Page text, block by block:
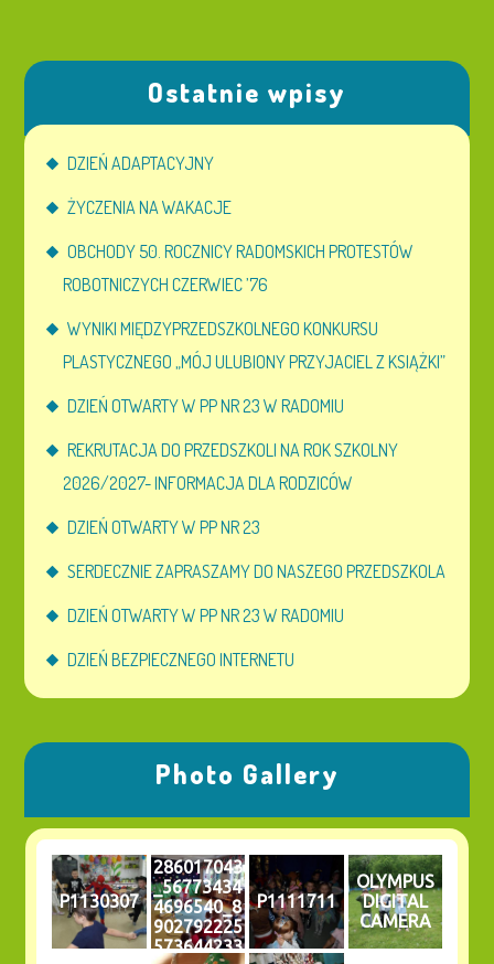
Ostatnie wpisy
DZIEŃ ADAPTACYJNY
ŻYCZENIA NA WAKACJE
OBCHODY 50. ROCZNICY RADOMSKICH PROTESTÓW
ROBOTNICZYCH CZERWIEC ’76
WYNIKI MIĘDZYPRZEDSZKOLNEGO KONKURSU
PLASTYCZNEGO „MÓJ ULUBIONY PRZYJACIEL Z KSIĄŻKI”
DZIEŃ OTWARTY W PP NR 23 W RADOMIU
REKRUTACJA DO PRZEDSZKOLI NA ROK SZKOLNY
2026/2027- INFORMACJA DLA RODZICÓW
DZIEŃ OTWARTY W PP NR 23
SERDECZNIE ZAPRASZAMY DO NASZEGO PRZEDSZKOLA
DZIEŃ OTWARTY W PP NR 23 W RADOMIU
DZIEŃ BEZPIECZNEGO INTERNETU
Photo Gallery
P1130307
286017043
_56773434
4696540_8
902792225
573644233
P1111711
OLYMPUS
DIGITAL
CAMERA